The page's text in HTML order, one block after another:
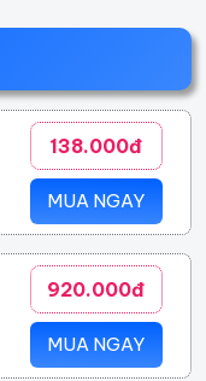
138.000đ
MUA NGAY
920.000đ
MUA NGAY